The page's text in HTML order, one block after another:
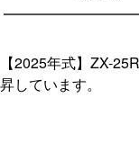
【2025年式】ZX-
昇しています。